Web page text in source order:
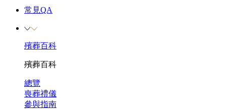
常見QA
殯葬百科
殯葬百科
總覽
喪葬禮儀
參與指南